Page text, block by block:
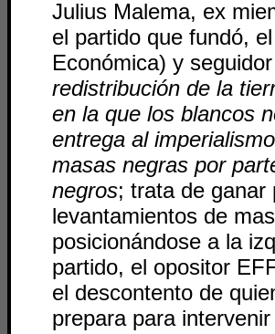
Julius Malema, ex
el partido que fundó,
Económica) y
redistribución de la
en la que los blancos
entrega al
masas negras por
negros; trata de ganar
levantamientos de
posicionándose a la
partido, el opositor
el descontento de
prepara para